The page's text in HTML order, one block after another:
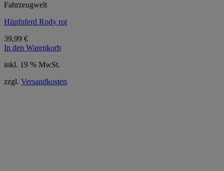
Fahrzeugwelt
Hüpfpferd Rody rot
39,99 €
In den Warenkorb
inkl. 19 % MwSt.
zzgl. Versandkosten